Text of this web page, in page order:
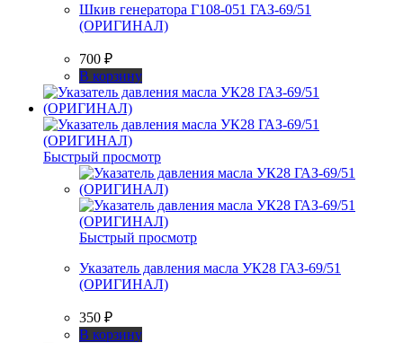
Шкив генератора Г108-051 ГАЗ-69/51
(ОРИГИНАЛ)
700 ₽
В корзину
Быстрый просмотр
Быстрый просмотр
Указатель давления масла УК28 ГАЗ-69/51
(ОРИГИНАЛ)
350 ₽
В корзину